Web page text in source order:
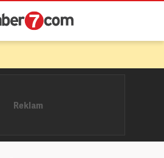
Tel Aviv'i korkuttu! İsrail, Türkiye'ye